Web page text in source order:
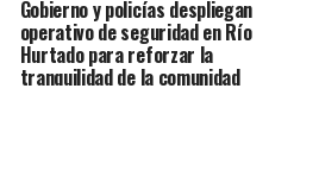
Gobierno y policías despliegan
operativo de seguridad en Río
Hurtado para reforzar la
tranquilidad de la comunidad